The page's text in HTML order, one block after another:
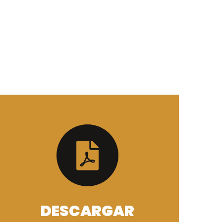
DESCARGAR